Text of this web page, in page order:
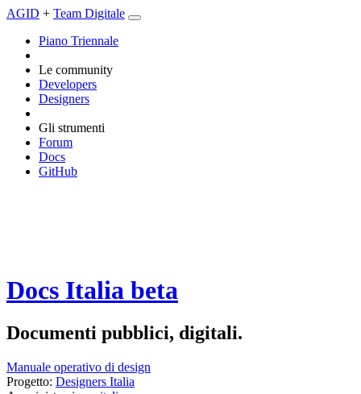
AGID + Team Digitale
Piano Triennale
Le community
Developers
Designers
Gli strumenti
Forum
Docs
GitHub
Docs Italia beta
Documenti pubblici, digitali.
Manuale operativo di design
Progetto: Designers Italia